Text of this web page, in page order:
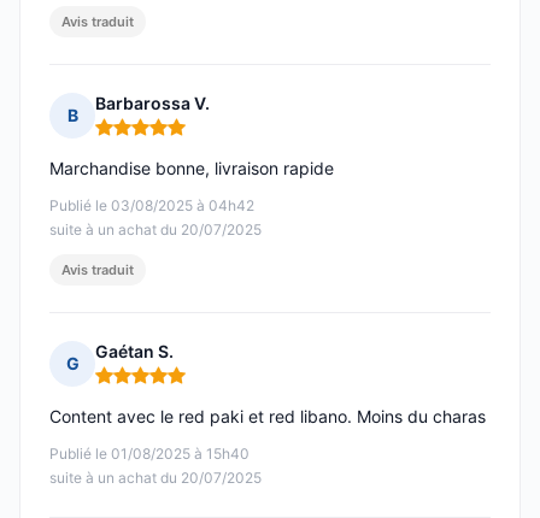
Avis traduit
B
Barbarossa V.
Note : 5 sur 5
Publié le 03/08/2025 à 04h42
suite à un achat du 20/07/2025
Marchandise bonne, livraison rapide
Avis traduit
G
Gaétan S.
Note : 5 sur 5
Publié le 01/08/2025 à 15h40
suite à un achat du 20/07/2025
Content avec le red paki et red libano. Moins du charas